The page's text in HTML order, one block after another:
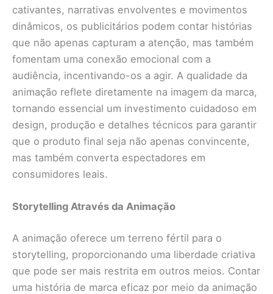
cativantes, narrativas envolventes e movimentos
dinâmicos, os publicitários podem contar histórias
que não apenas capturam a atenção, mas também
fomentam uma conexão emocional com a
audiência, incentivando-os a agir. A qualidade da
animação reflete diretamente na imagem da marca,
tornando essencial um investimento cuidadoso em
design, produção e detalhes técnicos para garantir
que o produto final seja não apenas convincente,
mas também converta espectadores em
consumidores leais.
Storytelling Através da Animação
A animação oferece um terreno fértil para o
storytelling, proporcionando uma liberdade criativa
que pode ser mais restrita em outros meios. Contar
uma história de marca eficaz por meio da animação